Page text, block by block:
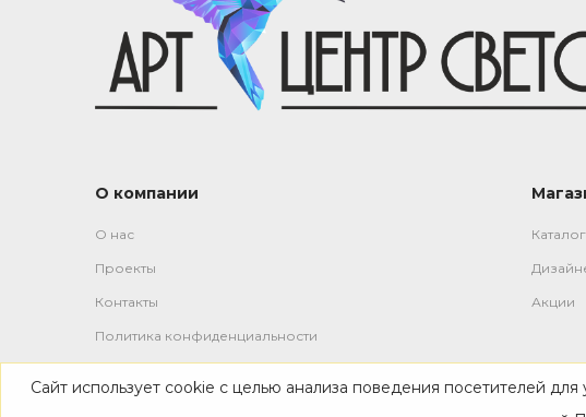
О компании
О нас
Проекты
Контакты
Политика конфиденциальности
Каталог
Акции
Сайт использует cookie с целью анализа поведения посетителей